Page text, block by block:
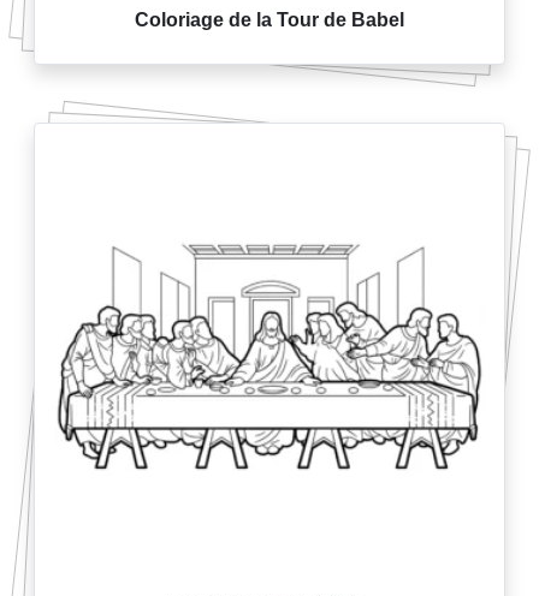
Coloriage de la Tour de Babel